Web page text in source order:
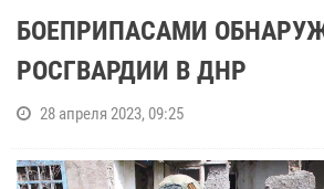
БОЕПРИПАСАМИ
РОСГВАРДИИ В ДНР
28 апреля 2023, 09:25